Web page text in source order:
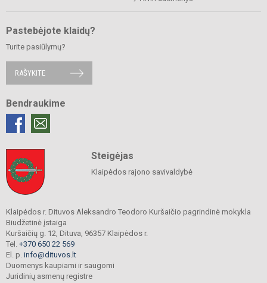
Pastebėjote klaidų?
Turite pasiūlymų?
RAŠYKITE
Bendraukime
Steigėjas
Klaipėdos rajono savivaldybė
Klaipėdos r. Dituvos Aleksandro Teodoro Kuršaičio pagrindinė mokykla
Biudžetinė įstaiga
Kuršaičių g. 12, Dituva, 96357 Klaipėdos r.
Tel. +370 650 22 569
El. p. info@dituvos.lt
Duomenys kaupiami ir saugomi
Juridinių asmenų registre